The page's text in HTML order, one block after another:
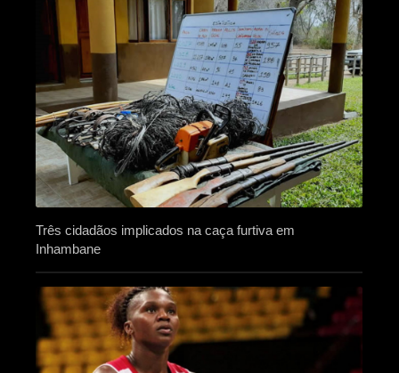
Três cidadãos implicados na caça furtiva em
Inhambane